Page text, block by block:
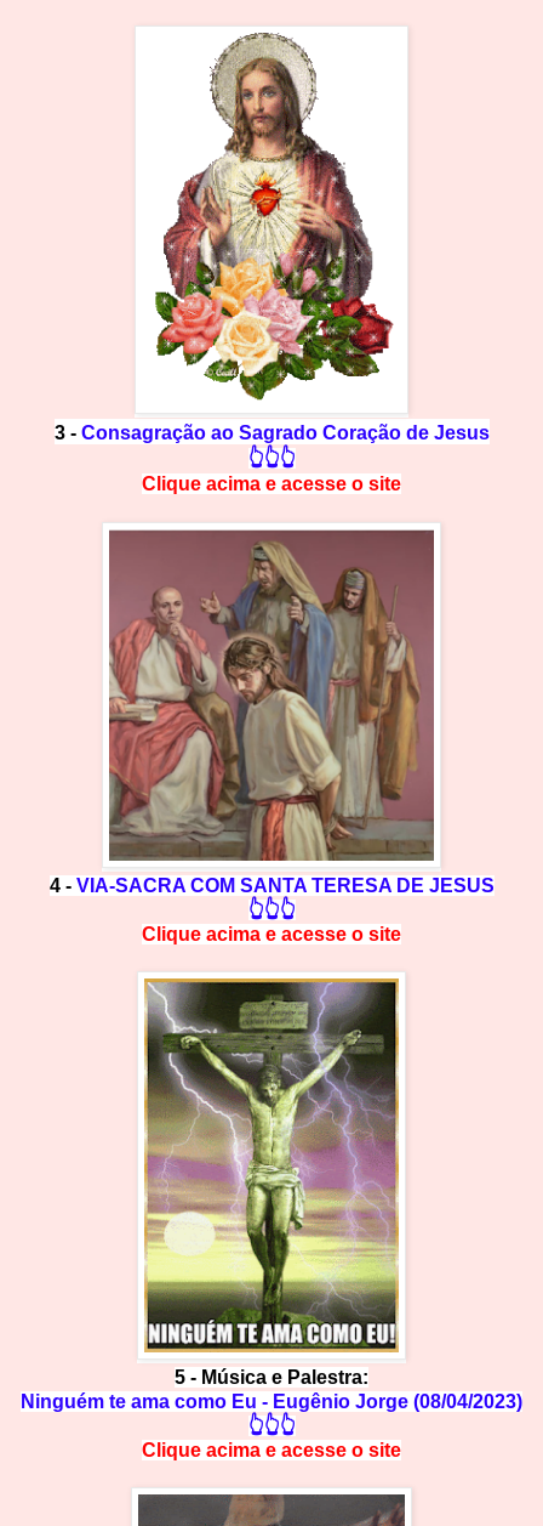
3 - Consagração ao Sagrado Coração de Jesus
👆👆👆
Clique acima e acesse o site
4 - VIA-SACRA COM SANTA TERESA DE JESUS
👆👆👆
Clique acima e acesse o site
5 - Música e Palestra:
Ninguém te ama como Eu - Eugênio Jorge (08/04/2023)
👆👆👆
Clique acima e acesse o site